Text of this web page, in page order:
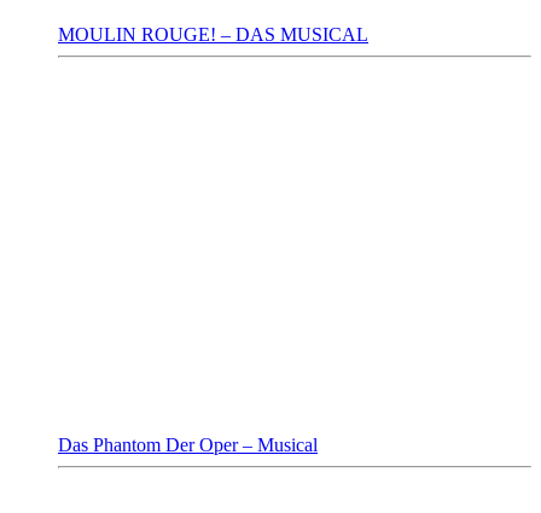
MOULIN ROUGE! – DAS MUSICAL
Das Phantom Der Oper – Musical